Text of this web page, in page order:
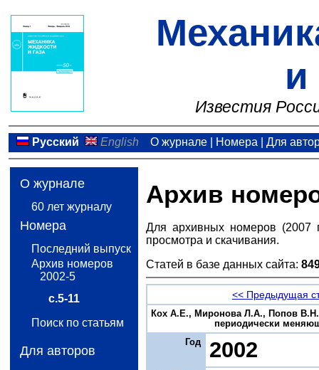
и
Известия
Русский English О журнале| Номера Для
О журнале
60 лет журналу
Номера
Последний выпуск
Архив номеров
2002-5
с.5-11
Поиск по статьям
Для авторов
Архив
Для архивных номеров (2007
просмотра и скачивания.
Статей в базе данных сайта:
<< Предыдущая
Кох А.Е., Миронова Л.А., Попов В.Н.
периодически
Год
2002